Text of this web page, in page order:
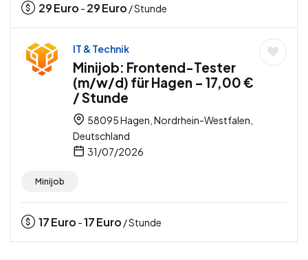
29Euro - 29Euro / Stunde
IT & Technik
Minijob: Frontend-Tester
(m/w/d) für Hagen – 17,00 €
/ Stunde
58095 Hagen, Nordrhein-Westfalen,
Deutschland
31/07/2026
Minijob
17Euro -17Euro / Stunde